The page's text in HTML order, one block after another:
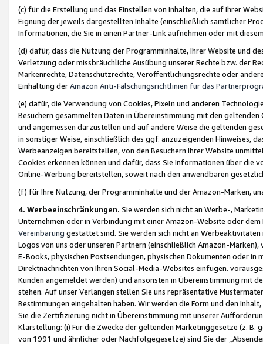
(c) für die Erstellung und das Einstellen von Inhalten, die auf Ihrer
Eignung der jeweils dargestellten Inhalte (einschließlich sämtlicher
Informationen, die Sie in einen Partner-Link aufnehmen oder mit
(d) dafür, dass die Nutzung der Programminhalte, Ihrer Website und
Verletzung oder missbräuchliche Ausübung unserer Rechte bzw. der
Markenrechte, Datenschutzrechte, Veröffentlichungsrechte oder
Einhaltung derAmazon Anti-Fälschungsrichtlinien für das
(e) dafür, die Verwendung von Cookies, Pixeln und anderen
Besuchern gesammelten Daten in Übereinstimmung mit den
und angemessen darzustellen und auf andere Weise die geltenden
in sonstiger Weise, einschließlich des ggf. anzuzeigenden Hinweises,
Werbeanzeigen bereitstellen, von den Besuchern Ihrer Website
Cookies erkennen können und dafür, dass Sie Informationen über die
Online-Werbung bereitstellen, soweit nach den anwendbaren
(f) für Ihre Nutzung, der Programminhalte und der Amazon-Marken,
4. Werbeeinschränkungen. Sie werden sich nicht an Werbe-,
Unternehmen oder in Verbindung mit einer Amazon-Website oder
Vereinbarung gestattet sind. Sie werden sich nicht an
Logos von uns oder unseren Partnern (einschließlich Amazon-
E-Books, physischen Postsendungen, physischen Dokumenten oder in
Direktnachrichten von Ihren Social-Media-Websites einfügen.
Kunden angemeldet werden) und ansonsten in Übereinstimmung mit
stehen. Auf unser Verlangen stellen Sie uns repräsentative
Bestimmungen eingehalten haben. Wir werden die Form und den
Sie die Zertifizierung nicht in Übereinstimmung mit unserer
Klarstellung: (i) Für die Zwecke der geltenden Marketinggesetze (z. B.
von 1991 und ähnlicher oder Nachfolgegesetze) sind Sie der